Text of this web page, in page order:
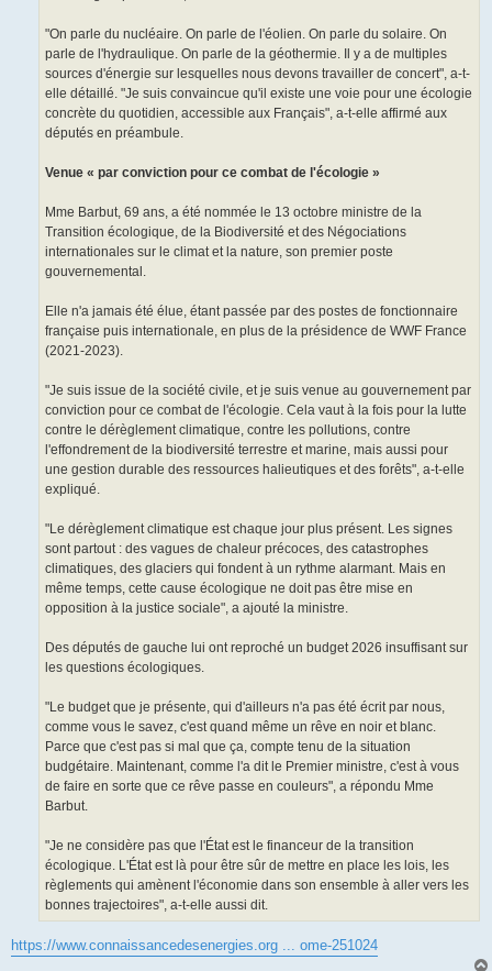
"On parle du nucléaire. On parle de l'éolien. On parle du solaire. On
parle de l'hydraulique. On parle de la géothermie. Il y a de multiples
sources d'énergie sur lesquelles nous devons travailler de concert", a-t-
elle détaillé. "Je suis convaincue qu'il existe une voie pour une écologie
concrète du quotidien, accessible aux Français", a-t-elle affirmé aux
députés en préambule.
Venue « par conviction pour ce combat de l'écologie »
Mme Barbut, 69 ans, a été nommée le 13 octobre ministre de la
Transition écologique, de la Biodiversité et des Négociations
internationales sur le climat et la nature, son premier poste
gouvernemental.
Elle n'a jamais été élue, étant passée par des postes de fonctionnaire
française puis internationale, en plus de la présidence de WWF France
(2021-2023).
"Je suis issue de la société civile, et je suis venue au gouvernement par
conviction pour ce combat de l'écologie. Cela vaut à la fois pour la lutte
contre le dérèglement climatique, contre les pollutions, contre
l'effondrement de la biodiversité terrestre et marine, mais aussi pour
une gestion durable des ressources halieutiques et des forêts", a-t-elle
expliqué.
"Le dérèglement climatique est chaque jour plus présent. Les signes
sont partout : des vagues de chaleur précoces, des catastrophes
climatiques, des glaciers qui fondent à un rythme alarmant. Mais en
même temps, cette cause écologique ne doit pas être mise en
opposition à la justice sociale", a ajouté la ministre.
Des députés de gauche lui ont reproché un budget 2026 insuffisant sur
les questions écologiques.
"Le budget que je présente, qui d'ailleurs n'a pas été écrit par nous,
comme vous le savez, c'est quand même un rêve en noir et blanc.
Parce que c'est pas si mal que ça, compte tenu de la situation
budgétaire. Maintenant, comme l'a dit le Premier ministre, c'est à vous
de faire en sorte que ce rêve passe en couleurs", a répondu Mme
Barbut.
"Je ne considère pas que l'État est le financeur de la transition
écologique. L'État est là pour être sûr de mettre en place les lois, les
règlements qui amènent l'économie dans son ensemble à aller vers les
bonnes trajectoires", a-t-elle aussi dit.
https://www.connaissancedesenergies.org ... ome-251024